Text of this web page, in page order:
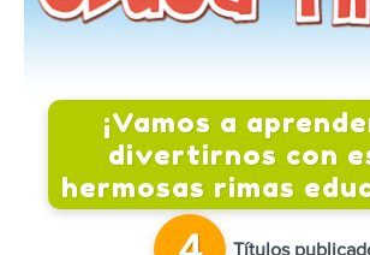
¡Vamos a
divertirnos con
hermosas rimas
Títulos